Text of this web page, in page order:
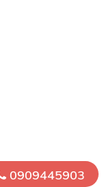
0909445903